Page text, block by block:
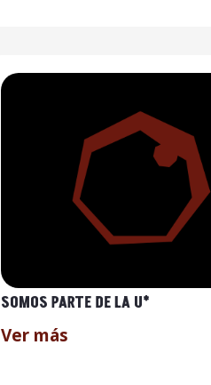
SOMOS PARTE DE LA U*
Ver más